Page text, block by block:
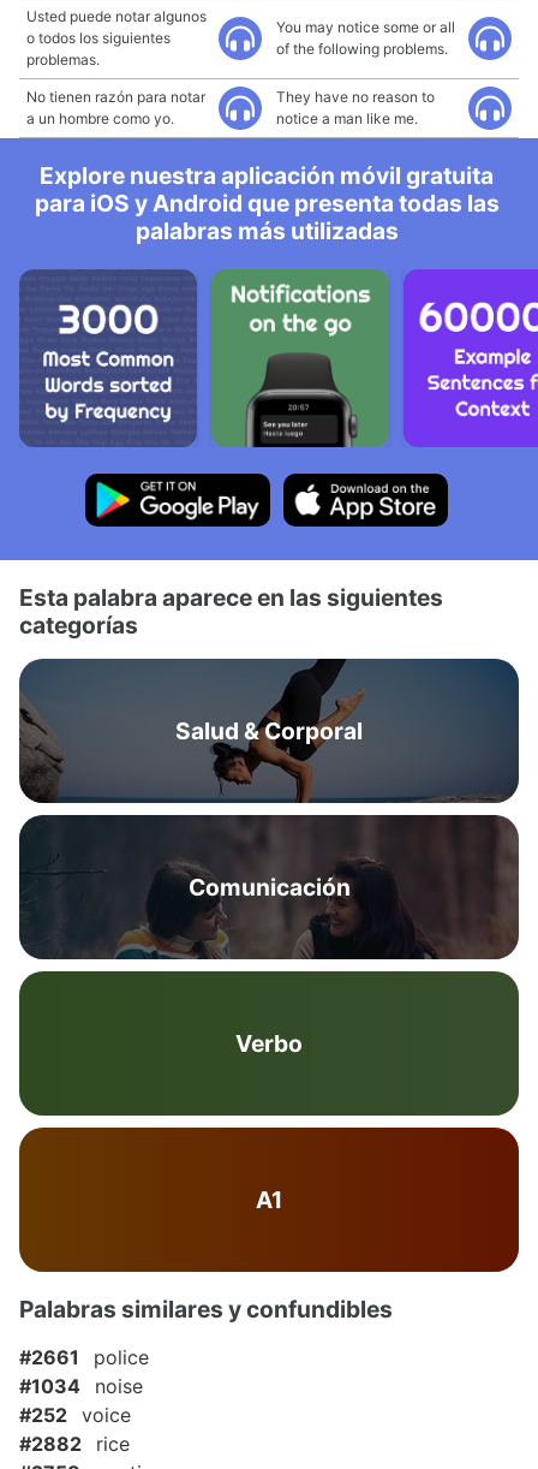
Usted puede notar algunos
o todos los siguientes
problemas.
You may notice some or all
of the following problems.
No tienen razón para notar
a un hombre como yo.
They have no reason to
notice a man like me.
Explore nuestra aplicación móvil gratuita
para iOS y Android que presenta todas las
palabras más utilizadas
Esta palabra aparece en las siguientes
categorías
Salud & Corporal
Comunicación
Verbo
A1
Palabras similares y confundibles
#2661
police
#1034
noise
#252 voice
#2882
rice